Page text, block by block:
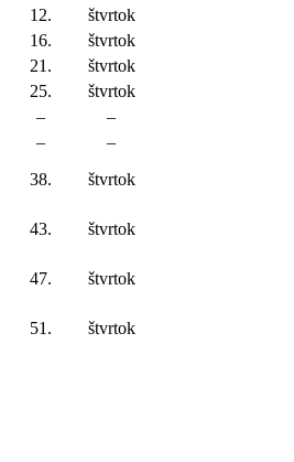
12.
štvrtok
16.
štvrtok
21.
štvrtok
25.
štvrtok
–
–
–
–
38. štvrtok
43. štvrtok
47. štvrtok
51. štvrtok